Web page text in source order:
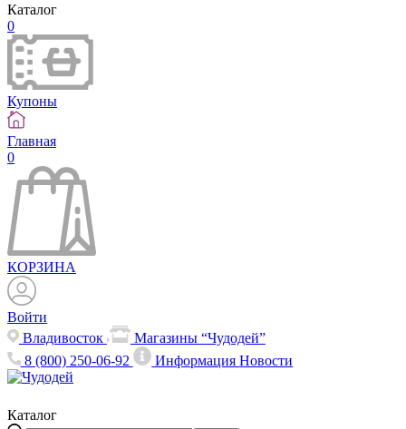
Каталог
0
Купоны
Главная
0
КОРЗИНА
Войти
Владивосток
Магазины “Чудодей”
8 (800) 250-06-92
ИнформацияНовости
Каталог